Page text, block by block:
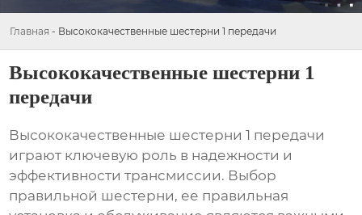
Главная - Высококачественные шестерни 1 передачи
Высококачественные шестерни 1
передачи
Высококачественные шестерни 1 передачи
играют ключевую роль в надежности и
эффективности трансмиссии. Выбор
правильной шестерни, ее правильная